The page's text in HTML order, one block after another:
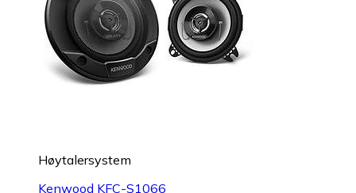
Høytalersystem
Kenwood KFC-S1066